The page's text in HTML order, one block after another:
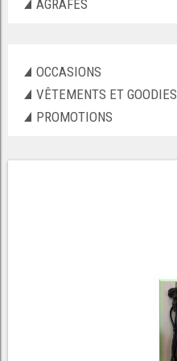
AGRAFES
OCCASIONS
VÊTEMENTS ET GOODIES
PROMOTIONS